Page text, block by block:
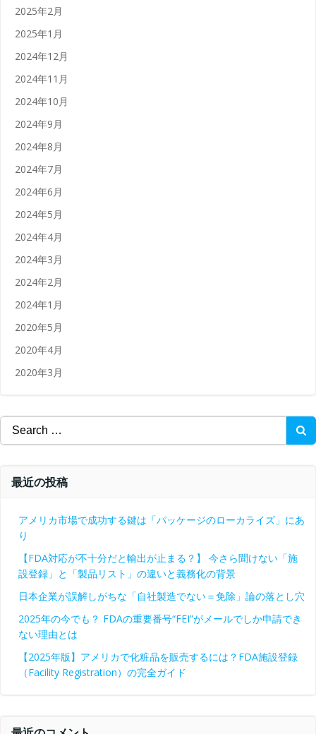
2025年2月
2025年1月
2024年12月
2024年11月
2024年10月
2024年9月
2024年8月
2024年7月
2024年6月
2024年5月
2024年4月
2024年3月
2024年2月
2024年1月
2020年5月
2020年4月
2020年3月
Search
for:
最近の投稿
アメリカ市場で成功する鍵は「パッケージのローカライズ」にあ
り
【FDA対応が不十分だと輸出が止まる？】 今さら聞けない「施
設登録」と「製品リスト」の違いと義務化の背景
日本企業が誤解しがちな「自社製造でない＝免除」論の落とし穴
2025年の今でも？ FDAの重要番号“FEI”がメールでしか申請でき
ない理由とは
【2025年版】アメリカで化粧品を販売するには？FDA施設登録
（Facility Registration）の完全ガイド